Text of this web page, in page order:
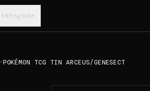
EN English▾
· POKÉMON TCG TIN ARCEUS/GENESECT